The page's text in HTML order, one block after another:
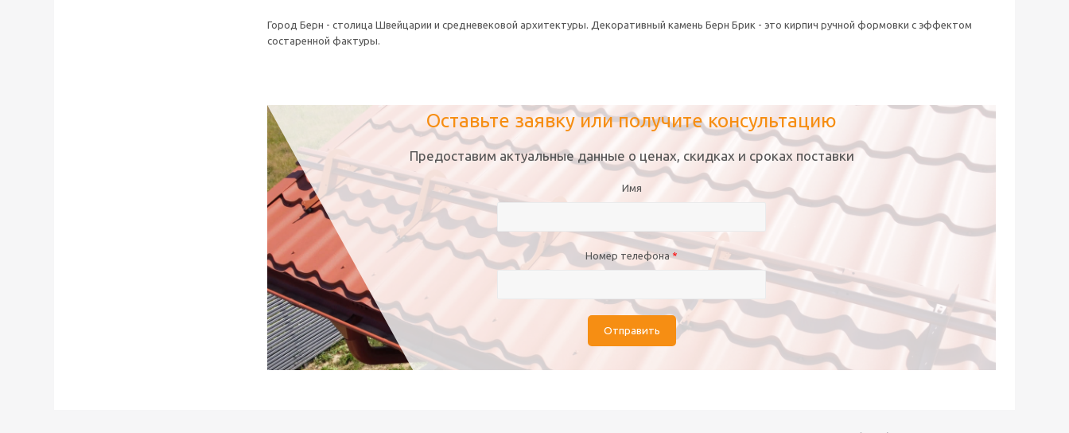
Город Берн - столица Швейцарии и средневековой архитектуры. Декоративный камень Берн Брик - это кирпич ручной формовки с эффектом
состаренной фактуры.
Оставьте заявку или получите консультацию
Предоставим актуальные данные о ценах, скидках и сроках поставки
Имя
Номер телефона*
Отправить